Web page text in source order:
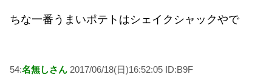
ちな一番うまいポテトはシェイクシャックやで
54:名無しさん 2017/06/18(日)16:52:05 ID:B9F